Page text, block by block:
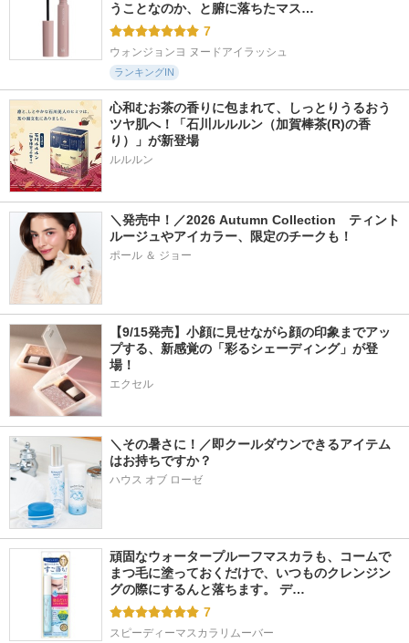
うことなのか、と腑に落ちたマス…
7
ウォンジョンヨ ヌードアイラッシュ
ランキングIN
心和むお茶の香りに包まれて、しっとりうるおう
ツヤ肌へ！「石川ルルルン（加賀棒茶(R)の香
り）」が新登場
＼発売中！／2026 Autumn Collection　ティント
ルージュやアイカラー、限定のチークも！
ポール ＆ ジョー
【9/15発売】小顔に見せながら顔の印象までアッ
プする、新感覚の「彩るシェーディング」が登
場！
エクセル
＼その暑さに！／即クールダウンできるアイテム
はお持ちですか？
ハウス オブ ローゼ
頑固なウォータープルーフマスカラも、コームで
まつ毛に塗っておくだけで、いつものクレンジン
グの際にするんと落ちます。 デ…
7
スピーディーマスカラリムーバー